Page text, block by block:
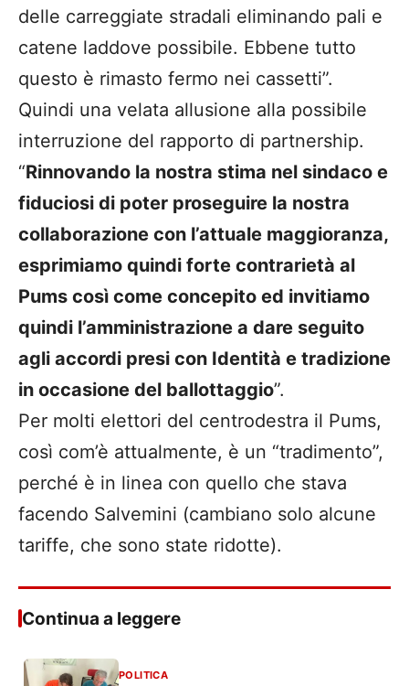
delle carreggiate stradali eliminando pali e
catene laddove possibile. Ebbene tutto
questo è rimasto fermo nei cassetti”.
Quindi una velata allusione alla possibile
interruzione del rapporto di partnership.
“Rinnovando la nostra stima nel sindaco e
fiduciosi di poter proseguire la nostra
collaborazione con l’attuale maggioranza,
esprimiamo quindi forte contrarietà al
Pums così come concepito ed invitiamo
quindi l’amministrazione a dare seguito
agli accordi presi con Identità e tradizione
in occasione del ballottaggio”.
Per molti elettori del centrodestra il Pums,
così com’è attualmente, è un “tradimento”,
perché è in linea con quello che stava
facendo Salvemini (cambiano solo alcune
tariffe, che sono state ridotte).
Continua a leggere
POLITICA